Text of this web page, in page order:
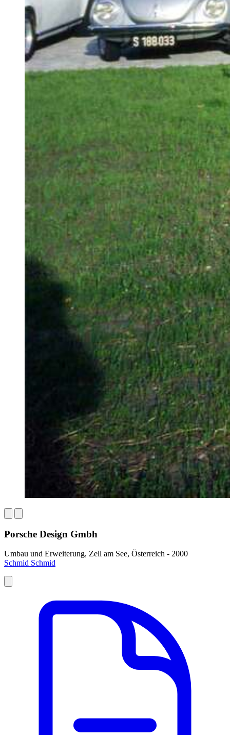
Porsche Design Gmbh
Umbau und Erweiterung, Zell am See, Österreich - 2000
Schmid Schmid